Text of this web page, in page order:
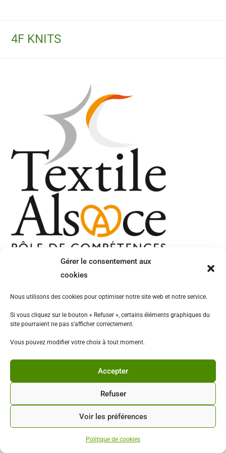
Gérer le consentement aux
cookies
Nous utilisons des cookies pour optimiser notre site web et notre service.
Si vous cliquez sur le bouton « Refuser », certains éléments graphiques du
site pourraient ne pas s’afficher correctement.
Vous pouvez modifier votre choix à tout moment.
Accepter
Refuser
Voir les préférences
Politique de cookies
4F KNITS